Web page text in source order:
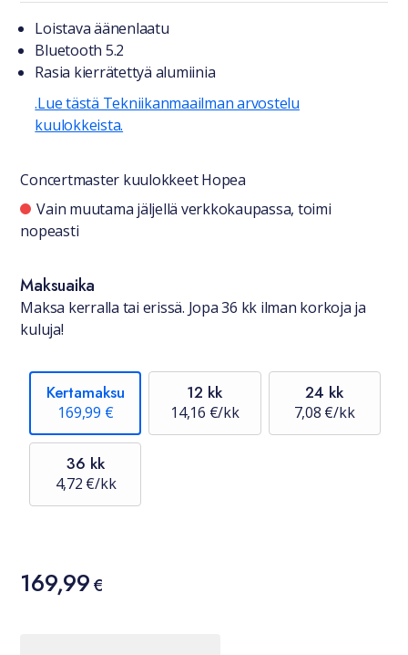
Tuotteesta lyhyesti
Loistava äänenlaatu
Bluetooth 5.2
Rasia kierrätettyä alumiinia
.Lue tästä Tekniikanmaailman arvostelu
kuulokkeista.
Concertmaster kuulokkeet Hopea
Saatavuustiedot
Vain muutama jäljellä verkkokaupassa, toimi
nopeasti
Maksuaika
Maksa kerralla tai erissä. Jopa 36 kk ilman korkoja ja
kuluja!
Kertamaksu
169,99 €
12 kk
14,16 €/kk
24 kk
7,08 €/kk
36 kk
4,72 €/kk
Hinta
169,99 €
169,99€